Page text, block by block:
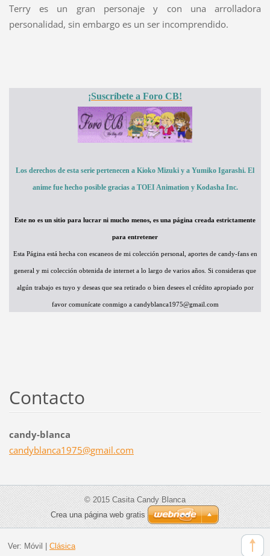
Terry es un gran personaje y con una arrolladora
personalidad, sin embargo es un ser incomprendido.
¡Suscríbete a Foro CB!
Los derechos de esta serie pertenecen a Kioko Mizuki y a Yumiko Igarashi. El
anime fue hecho posible gracias a TOEI Animation y Kodasha Inc.
Este no es un sitio para lucrar ni mucho menos, es una página creada estrictamente
para entretener
Esta Página está hecha con escaneos de mi colección personal, aportes de candy-fans en
general y mi colección obtenida de internet a lo largo de varios años. Si consideras que
algún trabajo es tuyo y deseas que sea retirado o bien desees el crédito apropiado por
favor comunícate conmigo a candyblanca1975@gmail.com
Contacto
candy-blanca
candyblanca1975@gmail.com
© 2015 Casita Candy Blanca
Crea una página web gratis
Ver: Móvil Clásica